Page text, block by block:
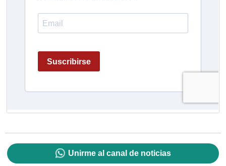
Unirme al canal de noticias